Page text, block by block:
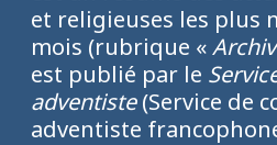
et religieuses les plus
mois (rubrique «
est publié par le
adventiste(Service de
adventiste